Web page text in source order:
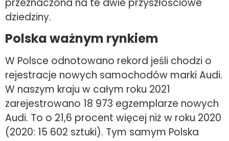
dziedziny.
Polska ważnym rynkiem
W Polsce odnotowano rekord jeśli chodzi o
rejestracje nowych samochodów marki Audi.
W naszym kraju w całym roku 2021
zarejestrowano 18 973 egzemplarze nowych
Audi. To o 21,6 procent więcej niż w roku 2020
(2020: 15 602 sztuki). Tym samym Polska